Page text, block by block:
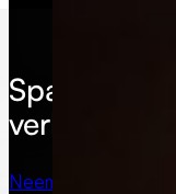
Sparren over
verlichting?
Neem